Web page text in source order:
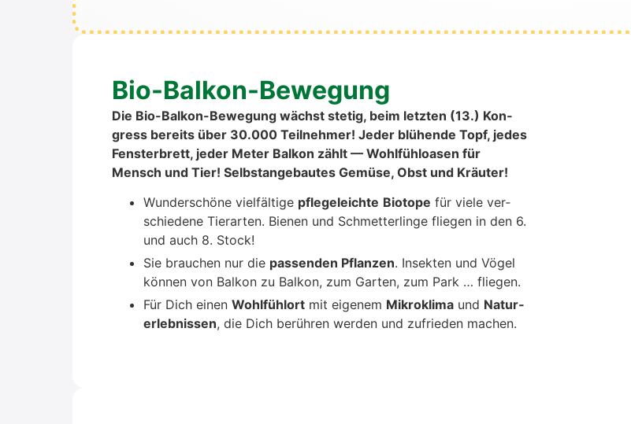
Bio-Bal­kon-Bewe­gung
Die Bio-Bal­kon-Bewe­gung wächst ste­tig, beim letz­ten (13.) Kon­
gress bereits über 30.000 Teil­neh­mer! Jeder blü­hen­de Topf, jedes
Fens­ter­brett, jeder Meter Bal­kon zählt — Wohl­fühl­oa­sen für
Mensch und Tier! Selbst­an­ge­bau­tes Gemü­se, Obst und Kräu­ter!
Wun­der­schö­ne viel­fäl­ti­ge pfle­ge­leich­te Bio­to­pe für vie­le ver­
schie­de­ne Tier­ar­ten. Bie­nen und Schmet­ter­lin­ge flie­gen in den 6.
und auch 8. Stock!
Sie brau­chen nur die pas­sen­den Pflan­zen. Insek­ten und Vögel
kön­nen von Bal­kon zu Bal­kon, zum Gar­ten, zum Park … flie­gen.
Für Dich einen Wohl­fühlort mit eige­nem Mikro­kli­ma und Natur­
er­leb­nis­sen, die Dich berüh­ren wer­den und zufrie­den machen.